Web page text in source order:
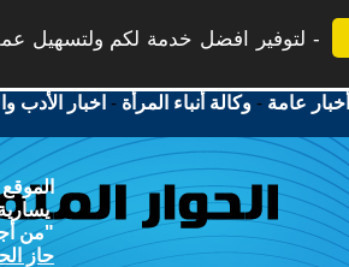
لتوفير افضل خدمة لكم ولتسهيل
أخبار عامة -وكالة أنباء المرأة - اخبار الأدب
"من
حاز